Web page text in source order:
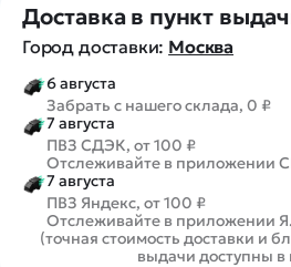
Доставка в пункт
Город доставки: Москва
6 августа
Забрать с нашего склада, 0 ₽
7 августа
ПВЗ СДЭК, от 100 ₽
Отслеживайте в приложении
7 августа
ПВЗ Яндекс, от 100 ₽
Отслеживайте в приложении
(точная стоимость доставки и
выдачи доступны в